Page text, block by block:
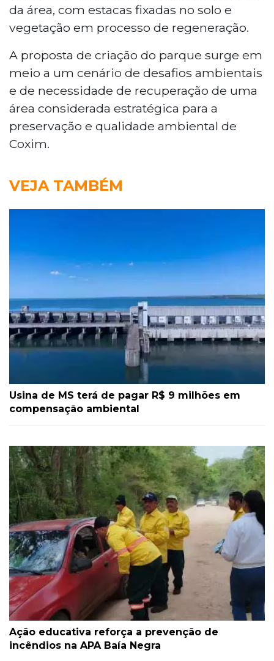
da área, com estacas fixadas no solo e
vegetação em processo de regeneração.
A proposta de criação do parque surge em
meio a um cenário de desafios ambientais
e de necessidade de recuperação de uma
área considerada estratégica para a
preservação e qualidade ambiental de
Coxim.
VEJA TAMBÉM
Usina de MS terá de pagar R$ 9 milhões em
compensação ambiental
Ação educativa reforça a prevenção de
incêndios na APA Baía Negra